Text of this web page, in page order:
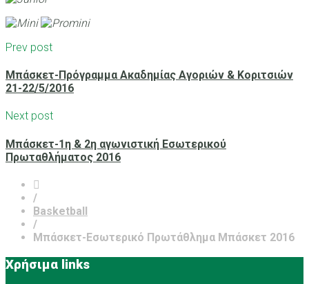
Prev post
Μπάσκετ-Πρόγραμμα Ακαδημίας Αγοριών & Κοριτσιών
21-22/5/2016
Next post
Μπάσκετ-1η & 2η αγωνιστική Εσωτερικού
Πρωταθλήματος 2016
/
Basketball
/
Μπάσκετ-Εσωτερικό Πρωτάθλημα Μπάσκετ 2016
Χρήσιμα links